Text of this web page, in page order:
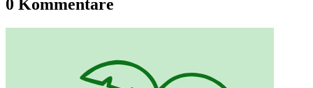
0 Kommentare